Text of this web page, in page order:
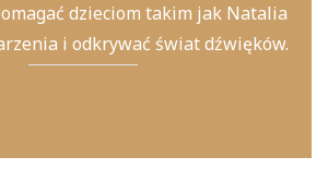
dzieciom takim jak Natalia
i odkrywać świat dźwięków.